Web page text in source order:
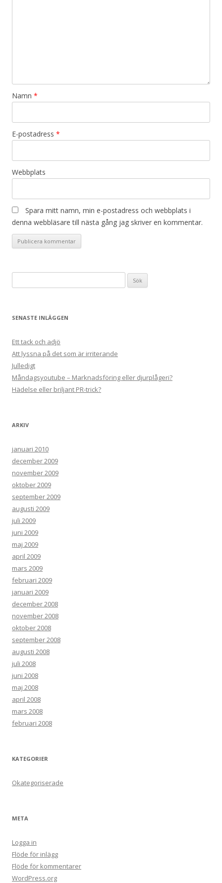
Namn *
E-postadress *
Webbplats
Spara mitt namn, min e-postadress och webbplats i
denna webbläsare till nästa gång jag skriver en kommentar.
efter:
SENASTE INLÄGGEN
Ett tack och adjö
Att lyssna på det som är irriterande
Julledigt
Måndagsyoutube – Marknadsföring eller djurplågeri?
Hädelse eller briljant PR-trick?
ARKIV
januari 2010
december 2009
november 2009
oktober 2009
september 2009
augusti 2009
juli 2009
juni 2009
maj 2009
april 2009
mars 2009
februari 2009
januari 2009
december 2008
november 2008
oktober 2008
september 2008
augusti 2008
juli 2008
juni 2008
maj 2008
april 2008
mars 2008
februari 2008
KATEGORIER
Okategoriserade
META
Logga in
Flöde för inlägg
Flöde för kommentarer
WordPress.org